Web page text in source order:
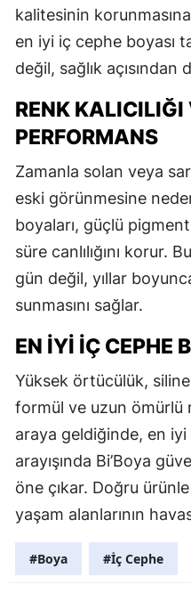
kalitesinin
en iyi iç cephe boyası
değil, sağlık açısından
RENK
PERFORMANS
Zamanla solan veya
eski görünmesine
boyaları, güçlü
süre canlılığını korur.
gün değil, yıllar
sunmasını sağlar.
EN İYI İÇ CEPHE
Yüksek örtücülük,
formül ve uzun ömürlü
araya geldiğinde, en iyi
arayışında Bi’Boya
öne çıkar. Doğru
yaşam alanlarının
#Boya #İç Cephe